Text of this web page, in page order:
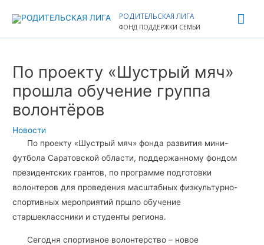
содержимому
РОДИТЕЛЬСКАЯ ЛИГА
ФОНД ПОДДЕРЖКИ СЕМЬИ
По проекту «Шустрый мяч»
прошла обучение группа
волонтёров
Новости
По проекту «Шустрый мяч» фонда развития мини-
футбола Саратовской области, поддержанному фондом
президентских грантов, по программе подготовки
волонтеров для проведения масштабных физкультурно-
спортивных мероприятий пршло обучение
старшеклассники и студенты региона.
Сегодня спортивное волонтерство – новое
записям